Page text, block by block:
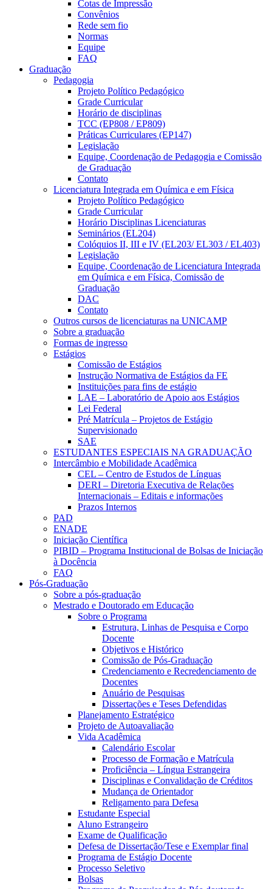
Cotas de Impressão
Convênios
Rede sem fio
Normas
Equipe
FAQ
Graduação
Pedagogia
Projeto Político Pedagógico
Grade Curricular
Horário de disciplinas
TCC (EP808 / EP809)
Práticas Curriculares (EP147)
Legislação
Equipe, Coordenação de Pedagogia e Comissão
de Graduação
Contato
Licenciatura Integrada em Química e em Física
Projeto Político Pedagógico
Grade Curricular
Horário Disciplinas Licenciaturas
Seminários (EL204)
Colóquios II, III e IV (EL203/ EL303 / EL403)
Legislação
Equipe, Coordenação de Licenciatura Integrada
em Química e em Física, Comissão de
Graduação
DAC
Contato
Outros cursos de licenciaturas na UNICAMP
Sobre a graduação
Formas de ingresso
Estágios
Comissão de Estágios
Instrução Normativa de Estágios da FE
Instituições para fins de estágio
LAE – Laboratório de Apoio aos Estágios
Lei Federal
Pré Matrícula – Projetos de Estágio
Supervisionado
SAE
ESTUDANTES ESPECIAIS NA GRADUAÇÃO
Intercâmbio e Mobilidade Acadêmica
CEL – Centro de Estudos de Línguas
DERI – Diretoria Executiva de Relações
Internacionais – Editais e informações
Prazos Internos
PAD
ENADE
Iniciação Científica
PIBID – Programa Institucional de Bolsas de Iniciação
à Docência
FAQ
Pós-Graduação
Sobre a pós-graduação
Mestrado e Doutorado em Educação
Sobre o Programa
Estrutura, Linhas de Pesquisa e Corpo
Docente
Objetivos e Histórico
Comissão de Pós-Graduação
Credenciamento e Recredenciamento de
Docentes
Anuário de Pesquisas
Dissertações e Teses Defendidas
Planejamento Estratégico
Projeto de Autoavaliação
Vida Acadêmica
Calendário Escolar
Processo de Formação e Matrícula
Proficiência – Língua Estrangeira
Disciplinas e Convalidação de Créditos
Mudança de Orientador
Religamento para Defesa
Estudante Especial
Aluno Estrangeiro
Exame de Qualificação
Defesa de Dissertação/Tese e Exemplar final
Programa de Estágio Docente
Processo Seletivo
Bolsas